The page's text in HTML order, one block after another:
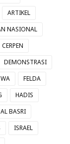
ARTIKEL
NASIONAL
CERPEN
DEMONSTRASI
FELDA
HADIS
BASRI
ISRAEL